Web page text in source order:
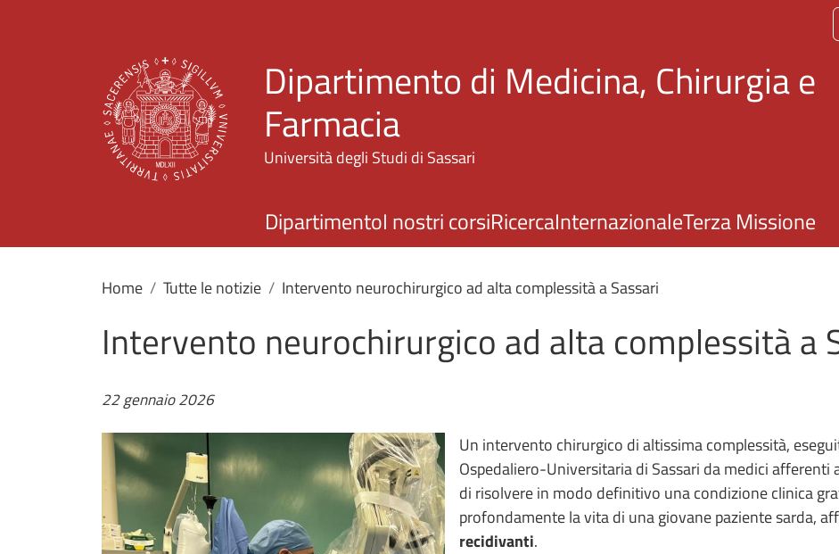
Dipartimento di Medicina, Chirurgia e
Farmacia
Università degli Studi di Sassari
DipartimentoI nostri corsiRicercaInternazionaleTerza Missione
Home Tutte le notizie Intervento neurochirurgico ad alta complessità a Sassari
Intervento neurochirurgico ad alta complessità a
22 gennaio 2026
Un intervento chirurgico di altissima complessità,
Ospedaliero-Universitaria di Sassari da medici afferenti
di risolvere in modo definitivo una condizione clinica
profondamente la vita di una giovane paziente sarda,
recidivanti.